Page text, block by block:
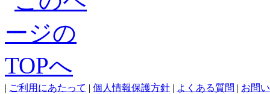
| ご利用にあたって | 個人情報保護方針 | よくある質問 | お問